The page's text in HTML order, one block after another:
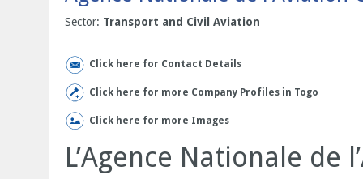
Sector: Transport and Civil Aviation
Click here for Contact Details
Click here for more Company Profiles in Togo
Click here for more Images
L’Agence Nationale de